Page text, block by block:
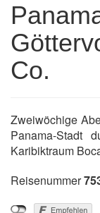
Co.
Zweiwöchige
Panama-Stadt
Karibiktraum
Reisenummer